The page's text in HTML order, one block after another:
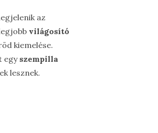
az
világosító
kiemelése.
egy szempilla
lesznek.